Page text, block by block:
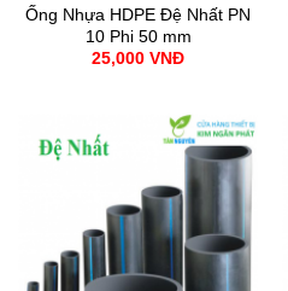
Ống Nhựa HDPE Đệ Nhất PN
10 Phi 50 mm
25,000 VNĐ